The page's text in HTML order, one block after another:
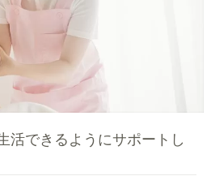
活できるようにサポートし